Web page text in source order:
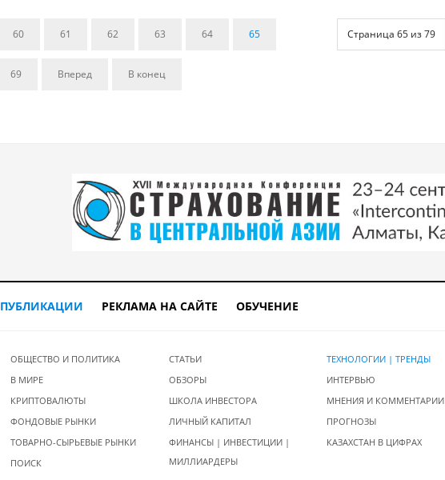
Страница 65 из 79
60 61 62 63 64 65
69 Вперед В конец
ПУБЛИКАЦИИ РЕКЛАМА НА САЙТЕ ОБУЧЕНИЕ
ОБЩЕСТВО И ПОЛИТИКА
В МИРЕ
КРИПТОВАЛЮТЫ
ФОНДОВЫЕ РЫНКИ
ТОВАРНО-СЫРЬЕВЫЕ РЫНКИ
ПОИСК
СТАТЬИ
ОБЗОРЫ
ШКОЛА ИНВЕСТОРА
ЛИЧНЫЙ КАПИТАЛ
ФИНАНСЫ | ИНВЕСТИЦИИ |
МИЛЛИАРДЕРЫ
ТЕХНОЛОГИИ | ТРЕНДЫ
ИНТЕРВЬЮ
МНЕНИЯ И КОММЕНТАРИИ
ПРОГНОЗЫ
КАЗАХСТАН В ЦИФРАХ